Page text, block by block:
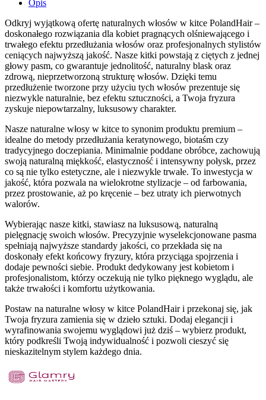
Opis
Odkryj wyjątkową ofertę naturalnych włosów w kitce PolandHair –
doskonałego rozwiązania dla kobiet pragnących olśniewającego i
trwałego efektu przedłużania włosów oraz profesjonalnych stylistów
ceniących najwyższą jakość. Nasze kitki powstają z ciętych z jednej
głowy pasm, co gwarantuje jednolitość, naturalny blask oraz
zdrową, nieprzetworzoną strukturę włosów. Dzięki temu
przedłużenie tworzone przy użyciu tych włosów prezentuje się
niezwykle naturalnie, bez efektu sztuczności, a Twoja fryzura
zyskuje niepowtarzalny, luksusowy charakter.
Nasze naturalne włosy w kitce to synonim produktu premium –
idealne do metody przedłużania keratynowego, biotaśm czy
tradycyjnego doczepiania. Minimalnie poddane obróbce, zachowują
swoją naturalną miękkość, elastyczność i intensywny połysk, przez
co są nie tylko estetyczne, ale i niezwykle trwałe. To inwestycja w
jakość, która pozwala na wielokrotne stylizacje – od farbowania,
przez prostowanie, aż po kręcenie – bez utraty ich pierwotnych
walorów.
Wybierając nasze kitki, stawiasz na luksusową, naturalną
pielęgnację swoich włosów. Precyzyjnie wyselekcjonowane pasma
spełniają najwyższe standardy jakości, co przekłada się na
doskonały efekt końcowy fryzury, która przyciąga spojrzenia i
dodaje pewności siebie. Produkt dedykowany jest kobietom i
profesjonalistom, którzy oczekują nie tylko pięknego wyglądu, ale
także trwałości i komfortu użytkowania.
Postaw na naturalne włosy w kitce PolandHair i przekonaj się, jak
Twoja fryzura zamienia się w dzieło sztuki. Dodaj elegancji i
wyrafinowania swojemu wyglądowi już dziś – wybierz produkt,
który podkreśli Twoją indywidualność i pozwoli cieszyć się
nieskazitelnym stylem każdego dnia.